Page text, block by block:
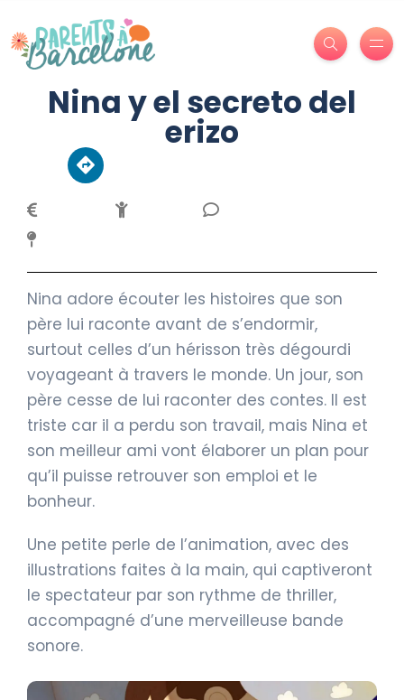
Nina y el secreto del
erizo
Nina adore écouter les histoires que son
père lui raconte avant de s’endormir,
surtout celles d’un hérisson très dégourdi
voyageant à travers le monde. Un jour, son
père cesse de lui raconter des contes. Il est
triste car il a perdu son travail, mais Nina et
son meilleur ami vont élaborer un plan pour
qu’il puisse retrouver son emploi et le
bonheur.
Une petite perle de l’animation, avec des
illustrations faites à la main, qui captiveront
le spectateur par son rythme de thriller,
accompagné d’une merveilleuse bande
sonore.